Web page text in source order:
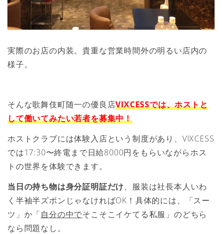
実際のお店の内装。貴重な営業時間外の明るい店内の
様子。
そんな歌舞伎町随一の優良店VIXCESSでは、ホストと
して働いてみたい若者を募集中！
ホストクラブには体験入店という制度があり、VIXCESS
では17:30〜終電まで日給8000円をもらいながらホス
トの世界を体験できます。
当日の持ち物は身分証明証だけ、服装は社長本人いわ
く半袖半ズボンじゃなければOK！具体的には、「スー
ツ」か「自分の中でそこそこイケてる私服」のどちら
なら問題なし。